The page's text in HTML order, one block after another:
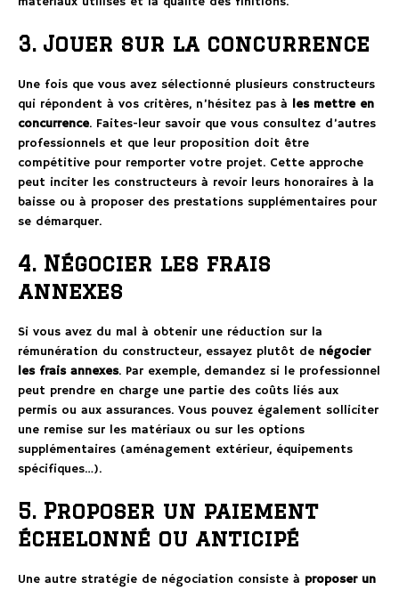
3. Jouer sur la concurrence
Une fois que vous avez sélectionné plusieurs constructeurs
qui répondent à vos critères, n’hésitez pas à les mettre en
concurrence. Faites-leur savoir que vous consultez d’autres
professionnels et que leur proposition doit être
compétitive pour remporter votre projet. Cette approche
peut inciter les constructeurs à revoir leurs honoraires à la
baisse ou à proposer des prestations supplémentaires pour
se démarquer.
4. Négocier les frais
annexes
Si vous avez du mal à obtenir une réduction sur la
rémunération du constructeur, essayez plutôt de négocier
les frais annexes. Par exemple, demandez si le professionnel
peut prendre en charge une partie des coûts liés aux
permis ou aux assurances. Vous pouvez également solliciter
une remise sur les matériaux ou sur les options
supplémentaires (aménagement extérieur, équipements
spécifiques…).
5. Proposer un paiement
échelonné ou anticipé
Une autre stratégie de négociation consiste à proposer un